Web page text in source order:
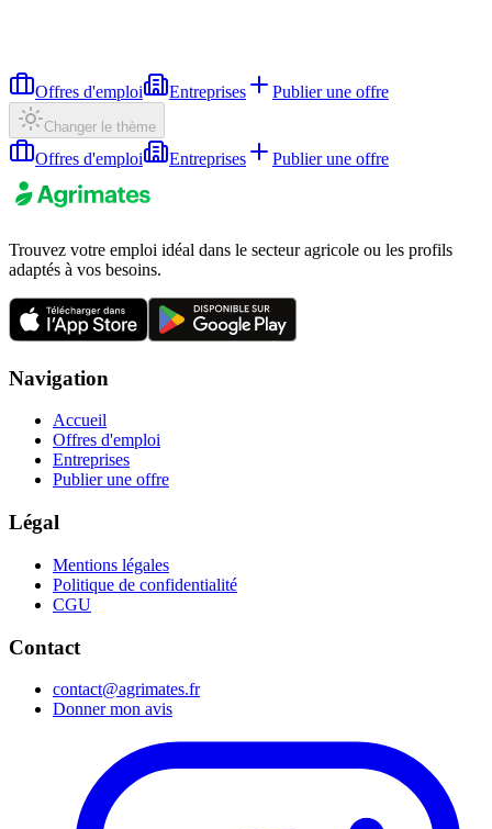
Offres d'emploi Entreprises Publier une offre
Changer le thème
Offres d'emploi Entreprises Publier une offre
Trouvez votre emploi idéal dans le secteur agricole ou les profils
adaptés à vos besoins.
Navigation
Accueil
Offres d'emploi
Entreprises
Publier une offre
Légal
Mentions légales
Politique de confidentialité
CGU
Contact
contact@agrimates.fr
Donner mon avis